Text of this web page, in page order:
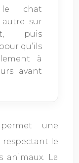
chat
sur
puis
qu’ils
à
avant
une
respectant le
animaux. La